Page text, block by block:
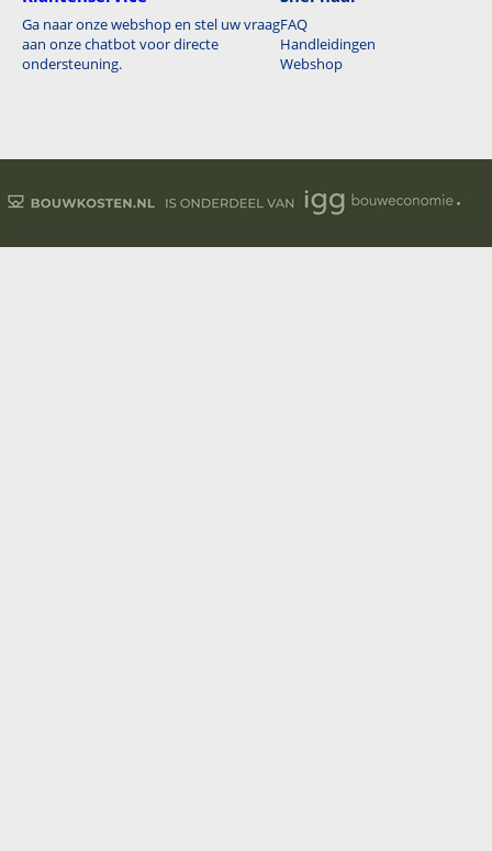
Ga naar onze webshop en stel uw vraag
aan onze chatbot voor directe
ondersteuning.
FAQ
Handleidingen
Webshop